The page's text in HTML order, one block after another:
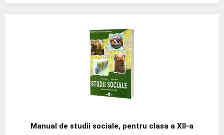
Manual de studii sociale, pentru clasa a XII-a